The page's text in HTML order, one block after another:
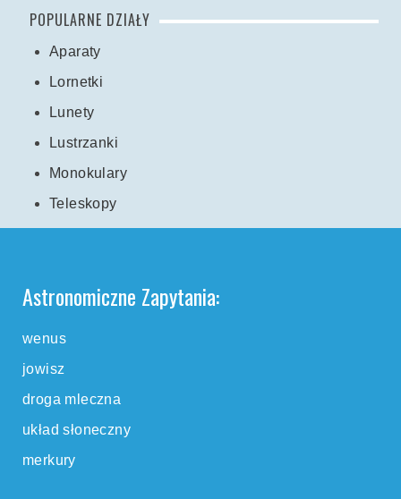
POPULARNE DZIAŁY
Aparaty
Lornetki
Lunety
Lustrzanki
Monokulary
Teleskopy
Astronomiczne Zapytania:
wenus
jowisz
droga mleczna
układ słoneczny
merkury